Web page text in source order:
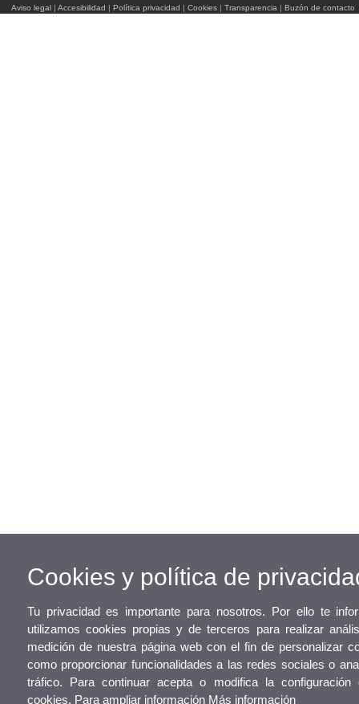
Aviso legal |Accesibilidad |Política privacidad |Cookies |Transparencia |Buzón de contacto
Cookies y política de
Tu privacidad es importante para nosotros. Por ello te
utilizamos cookies propias y de terceros para realizar
medición de nuestra página web con el fin de personalizar
como proporcionar funcionalidades a las redes sociales o
tráfico. Para continuar acepta o modifica la configuración
cookies. Para ampliar información Más información